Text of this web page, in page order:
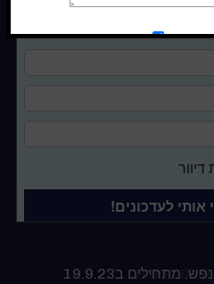
מתחילים ב19.9.23
בניסים
כן